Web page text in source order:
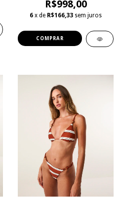
R$998,00
6 x de R$166,33 sem juros
COMPRAR